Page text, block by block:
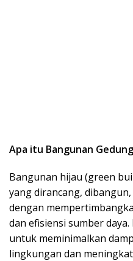
Apa itu Bangunan
Bangunan hijau (green
yang dirancang,
dengan
dan efisiensi sumber
untuk meminimalkan
lingkungan dan